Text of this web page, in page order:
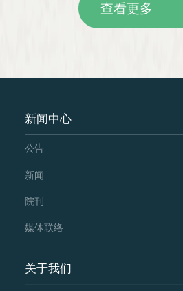
查看更多
新闻中心
公告
新闻
院刊
媒体联络
关于我们